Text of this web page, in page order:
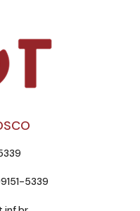
5339